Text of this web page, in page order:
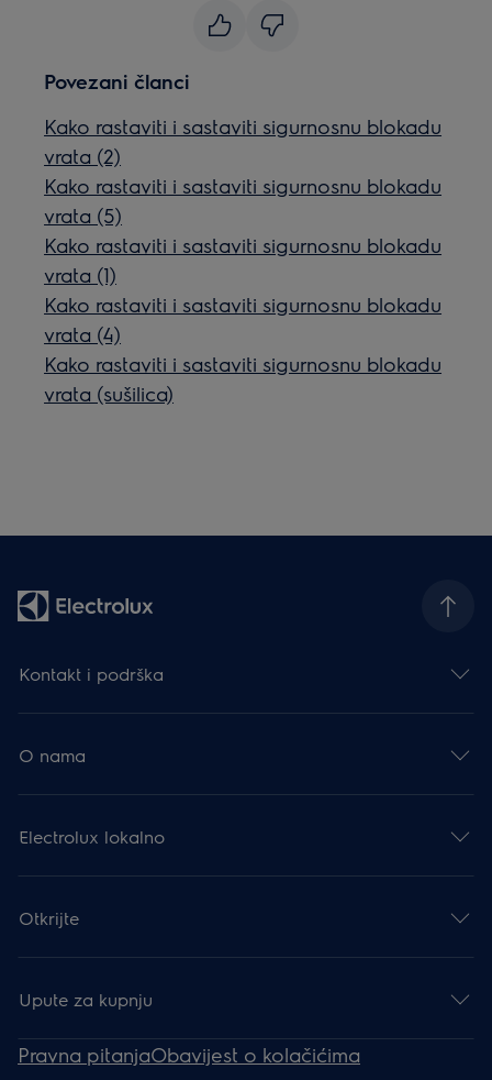
Povezani članci
Kako rastaviti i sastaviti sigurnosnu blokadu
vrata (2)
Kako rastaviti i sastaviti sigurnosnu blokadu
vrata (5)
Kako rastaviti i sastaviti sigurnosnu blokadu
vrata (1)
Kako rastaviti i sastaviti sigurnosnu blokadu
vrata (4)
Kako rastaviti i sastaviti sigurnosnu blokadu
vrata (sušilica)
Kontakt i podrška
O nama
Electrolux lokalno
Otkrijte
Upute za kupnju
Pravna pitanjaObavijest o kolačićima